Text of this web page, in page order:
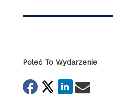
Poleć To Wydarzenie